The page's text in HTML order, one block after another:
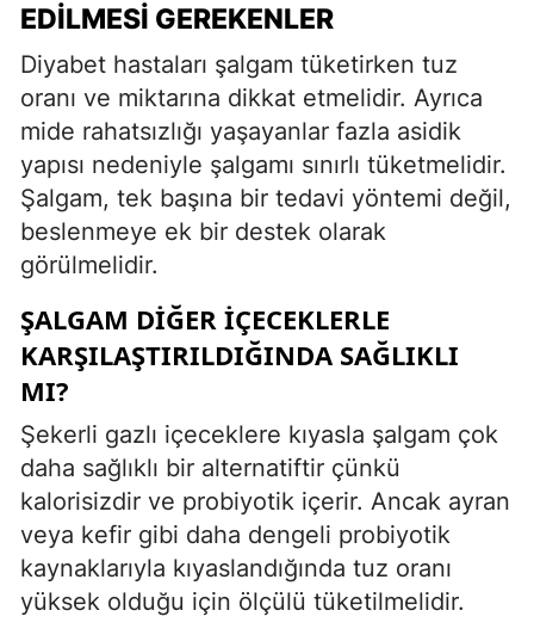
EDILMESI GEREKENLER
Diyabet hastaları şalgam tüketirken tuz
oranı ve miktarına dikkat etmelidir. Ayrıca
mide rahatsızlığı yaşayanlar fazla asidik
yapısı nedeniyle şalgamı sınırlı tüketmelidir.
Şalgam, tek başına bir tedavi yöntemi değil,
beslenmeye ek bir destek olarak
görülmelidir.
ŞALGAM DIĞER İÇECEKLERLE
KARŞILAŞTIRILDIĞINDA SAĞLIKLI
MI?
Şekerli gazlı içeceklere kıyasla şalgam çok
daha sağlıklı bir alternatiftir çünkü
kalorisizdir ve probiyotik içerir. Ancak ayran
veya kefir gibi daha dengeli probiyotik
kaynaklarıyla kıyaslandığında tuz oranı
yüksek olduğu için ölçülü tüketilmelidir.